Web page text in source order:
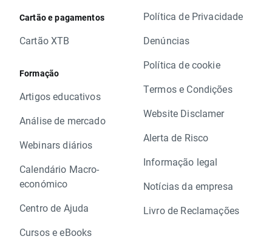
Cartão e pagamentos
Cartão XTB
Formação
Artigos educativos
Análise de mercado
Webinars diários
Calendário Macro-
económico
Centro de Ajuda
Cursos e eBooks
Política de Privacidade
Denúncias
Política de cookie
Termos e Condições
Website Disclamer
Alerta de Risco
Informação legal
Notícias da empresa
Livro de Reclamações